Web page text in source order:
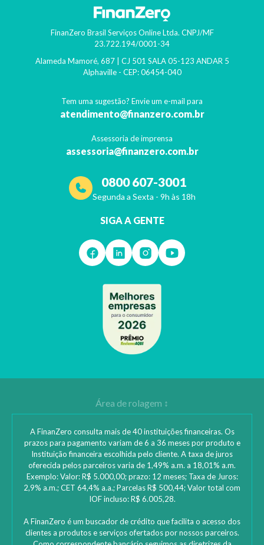
FinanZero Brasil Serviços Online Ltda. CNPJ/MF
23.722.194/0001-34
Alameda Mamoré, 687 | CJ 501 SALA 05-123 ANDAR 5
Alphaville- CEP: 06454-040
Tem uma sugestão? Envie um e-mail para
atendimento@finanzero.com.br
Assessoria de imprensa
assessoria@finanzero.com.br
0800 607-3001
Segunda a Sexta - 9h às 18h
SIGA A GENTE
A FinanZero consulta mais de 40 instituições financeiras. Os
prazos para pagamento variam de 6 a 36 meses por produto e
Instituição financeira escolhida pelo cliente. A taxa de juros
oferecida pelos parceiros varia de 1,49% a.m. a 18,01% a.m.
Exemplo: Valor: R$ 5.000,00; prazo: 12 meses; Taxa de Juros:
2,9% a.m.; CET 64,4% a.a.; Parcelas R$ 500,44; Valor total com
IOF incluso: R$ 6.005,28.
A FinanZero é um buscador de crédito que facilita o acesso dos
clientes a produtos e serviços ofertados por nossos parceiros.